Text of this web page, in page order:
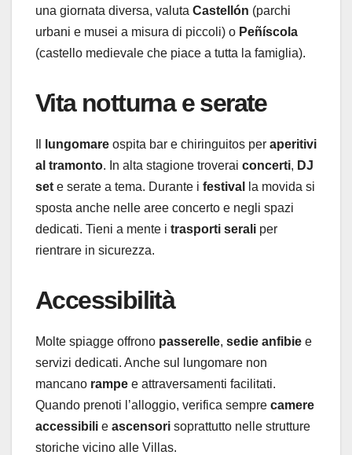
una giornata diversa, valuta Castellón (parchi
urbani e musei a misura di piccoli) o Peñíscola
(castello medievale che piace a tutta la famiglia).
Vita notturna e serate
lungomare ospita bar e chiringuitos per aperitivi
al tramonto. In alta stagione troverai concerti, DJ
set e serate a tema. Durante i festival
la movida si
sposta anche nelle aree concerto e negli spazi
dedicati. Tieni a mente i trasporti serali per
rientrare in sicurezza.
Accessibilità
Molte spiagge offrono passerelle, sedie anfibie e
servizi dedicati. Anche sul lungomare non
mancano rampe e attraversamenti facilitati.
Quando prenoti l’alloggio, verifica sempre camere
accessibili e ascensori soprattutto nelle strutture
storiche vicino alle Villas.